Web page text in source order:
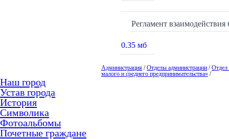
Регламент
0.35 мб
Администрация /Отделы администрации /Отдел
малого и среднего предпринимательства» /
Наш город
Устав города
История
Символика
Фотоальбомы
Почетные граждане